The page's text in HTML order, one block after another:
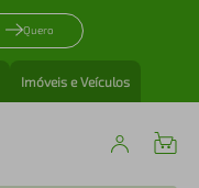
Quero
Imóveis e Veículos